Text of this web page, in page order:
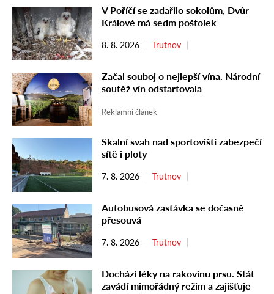
V Poříčí se zadařilo sokolům, Dvůr
Králové má sedm poštolek
8. 8. 2026 Trutnov
Začal souboj o nejlepší vína. Národní
soutěž vín odstartovala
Reklamní článek
Skalní svah nad sportovišti zabezpečí
sítě i ploty
7. 8. 2026 Trutnov
Autobusová zastávka se dočasně
přesouvá
7. 8. 2026 Trutnov
Dochází léky na rakovinu prsu. Stát
zavádí mimořádný režim a zajišťuje